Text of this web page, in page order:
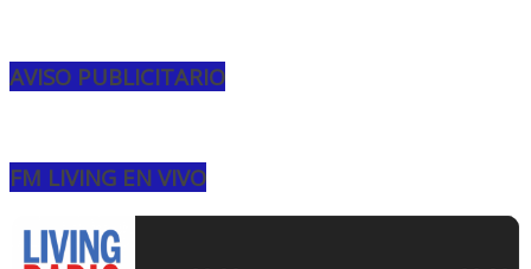
AVISO PUBLICITARIO
FM LIVING EN VIVO